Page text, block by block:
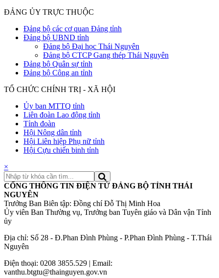
ĐẢNG ỦY TRỰC THUỘC
Đảng bộ các cơ quan Đảng tỉnh
Đảng bộ UBND tỉnh
Đảng bộ Đại học Thái Nguyên
Đảng bộ CTCP Gang thép Thái Nguyên
Đảng bộ Quân sự tỉnh
Đảng bộ Công an tỉnh
TỔ CHỨC CHÍNH TRỊ - XÃ HỘI
Ủy ban MTTQ tỉnh
Liên đoàn Lao động tỉnh
Tỉnh đoàn
Hội Nông dân tỉnh
Hội Liên hiệp Phụ nữ tỉnh
Hội Cựu chiến binh tỉnh
×
CỔNG THÔNG TIN ĐIỆN TỬ ĐẢNG BỘ TỈNH THÁI
NGUYÊN
Trưởng Ban Biên tập: Đồng chí Đỗ Thị Minh Hoa
Ủy viên Ban Thường vụ, Trưởng ban Tuyên giáo và Dân vận Tỉnh
ủy
Địa chỉ: Số 28 - Đ.Phan Đình Phùng - P.Phan Đình Phùng - T.Thái
Nguyên
Điện thoại: 0208 3855.529 | Email:
vanthu.btgtu@thainguyen.gov.vn